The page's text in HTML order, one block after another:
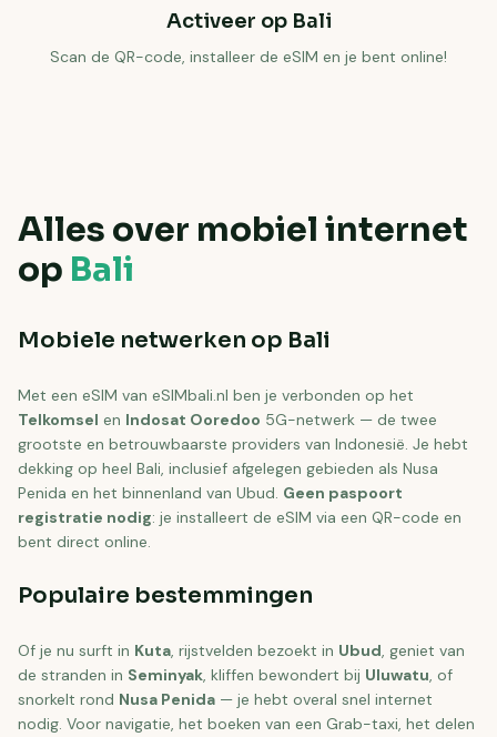
Activeer op Bali
Scan de QR-code, installeer de eSIM en je bent online!
Alles over mobiel internet
op Bali
Mobiele netwerken op Bali
Met een eSIM van eSIMbali.nl ben je verbonden op het
Telkomsel en Indosat Ooredoo 5G-netwerk — de twee
grootste en betrouwbaarste providers van Indonesië. Je hebt
dekking op heel Bali, inclusief afgelegen gebieden als Nusa
Penida en het binnenland van Ubud. Geen paspoort
registratie nodig: je installeert de eSIM via een QR-code en
bent direct online.
Populaire bestemmingen
Of je nu surft in Kuta, rijstvelden bezoekt in Ubud, geniet van
de stranden in Seminyak, kliffen bewondert bij Uluwatu, of
snorkelt rond Nusa Penida — je hebt overal snel internet
nodig. Voor navigatie, het boeken van een Grab-taxi, het delen